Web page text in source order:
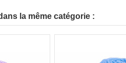
la même catégorie :